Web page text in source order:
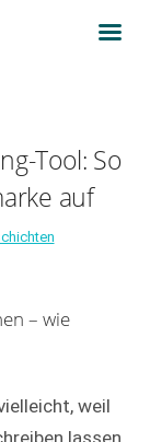
Tool: So
auf
– wie
weil